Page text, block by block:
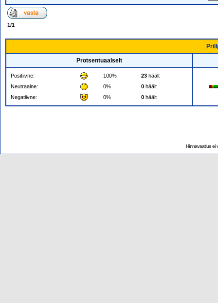
1/1
Protsentuaalselt
Positiivne: 100% 23 häält
Neutraalne:
0% 0 häält
Negatiivne:
0% 0 häält
Hinnavaatlus ei